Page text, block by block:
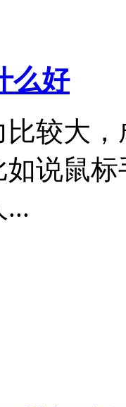
么好
较大
说鼠